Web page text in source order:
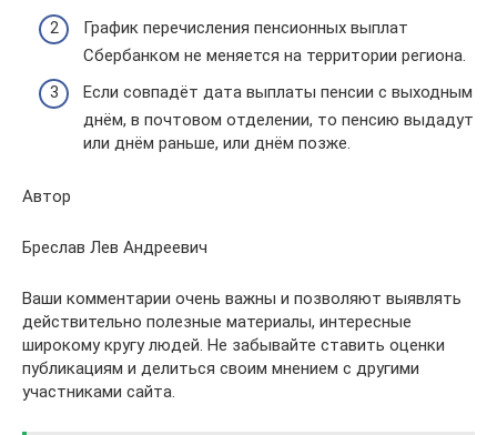
График перечисления пенсионных выплат
Сбербанком не меняется на территории региона.
Если совпадёт дата выплаты пенсии с выходным
днём, в почтовом отделении, то пенсию выдадут
или днём раньше, или днём позже.
Автор
Бреслав Лев Андреевич
Ваши комментарии очень важны и позволяют выявлять
действительно полезные материалы, интересные
широкому кругу людей. Не забывайте ставить оценки
публикациям и делиться своим мнением с другими
участниками сайта.